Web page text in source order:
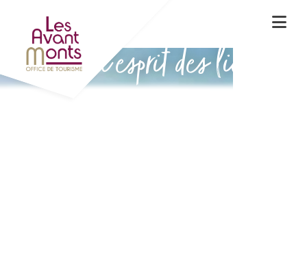
Vivez l'esprit des lieux